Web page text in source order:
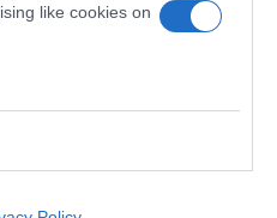
like cookies on